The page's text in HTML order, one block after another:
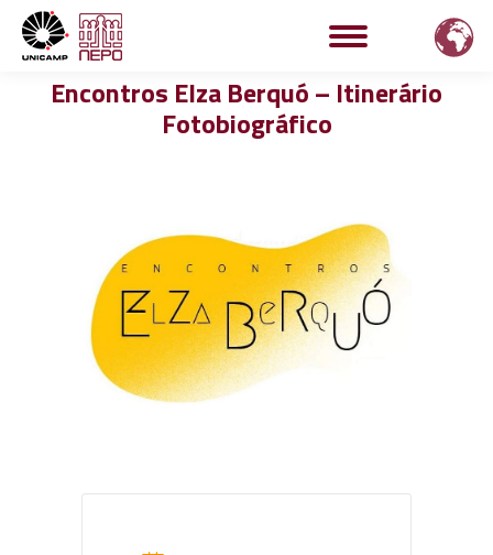
Encontros Elza Berquó – Itinerário
Fotobiográfico